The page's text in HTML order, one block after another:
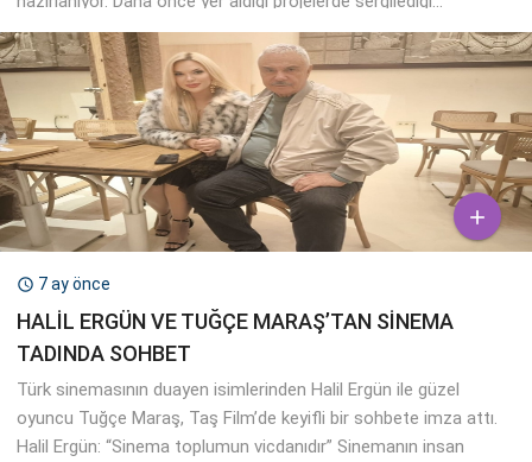

 7 ay önce
HALİL ERGÜN VE TUĞÇE MARAŞ’TAN SİNEMA
TADINDA SOHBET
Türk sinemasının duayen isimlerinden Halil Ergün ile güzel
oyuncu Tuğçe Maraş, Taş Film’de keyifli bir sohbete imza attı.
Halil Ergün: “Sinema toplumun vicdanıdır” Sinemanın insan